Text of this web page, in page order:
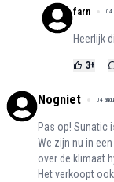
farn 04
Heerlijk
3+
Nogniet 04
Pas op! Sunatic
We zijn nu in
over de klimaat
Het verkoopt